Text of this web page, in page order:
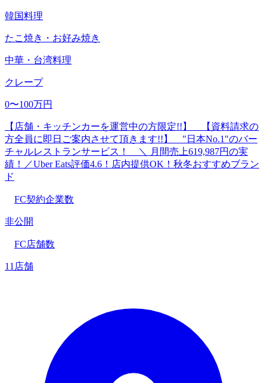
韓国料理
たこ焼き・お好み焼き
中華・台湾料理
クレープ
0〜100万円
【店舗・キッチンカーを運営中の方限定!!】 【資料請求の
方全員に即日ご案内させて頂きます!!】 "日本No.1"のバー
チャルレストランサービス！ ＼ 月間売上619,987円の実
績！／Uber Eats評価4.6！店内提供OK！秋冬おすすめブラン
ド
FC契約企業数
非公開
FC店舗数
11店舗